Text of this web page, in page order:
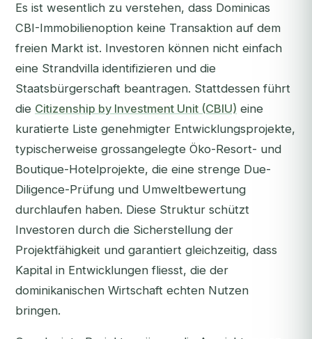
Es ist wesentlich zu verstehen, dass Dominicas
CBI-Immobilienoption keine Transaktion auf dem
freien Markt ist. Investoren können nicht einfach
eine Strandvilla identifizieren und die
Staatsbürgerschaft beantragen. Stattdessen führt
die Citizenship by Investment Unit (CBIU) eine
kuratierte Liste genehmigter Entwicklungsprojekte,
typischerweise grossangelegte Öko-Resort- und
Boutique-Hotelprojekte, die eine strenge Due-
Diligence-Prüfung und Umweltbewertung
durchlaufen haben. Diese Struktur schützt
Investoren durch die Sicherstellung der
Projektfähigkeit und garantiert gleichzeitig, dass
Kapital in Entwicklungen fliesst, die der
dominikanischen Wirtschaft echten Nutzen
bringen.